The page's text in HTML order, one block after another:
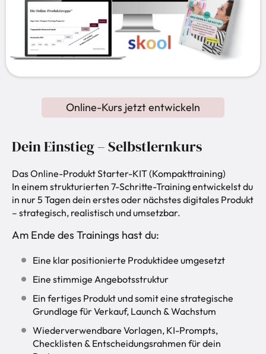
Online-Kurs jetzt entwickeln
Dein Einstieg – Selbstlernkurs
Das Online-Produkt Starter-KIT (Kompakttraining)
In einem strukturierten 7-Schritte-Training entwickelst du
in nur 5 Tagen dein erstes oder nächstes digitales Produkt
– strategisch, realistisch und umsetzbar.
Am Ende des Trainings hast du:
Eine klar positionierte Produktidee umgesetzt
Eine stimmige Angebotsstruktur
Ein fertiges Produkt und somit eine strategische
Grundlage für Verkauf, Launch & Wachstum
Wiederverwendbare Vorlagen, KI-Prompts,
Checklisten & Entscheidungsrahmen für dein